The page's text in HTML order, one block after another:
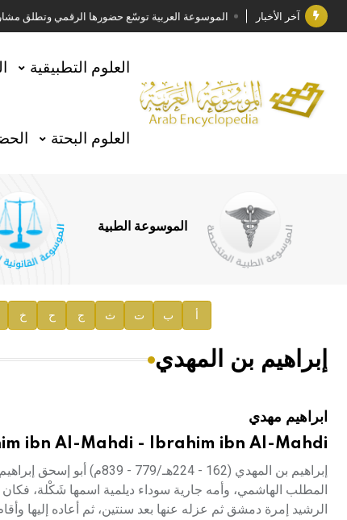
آخر الأخبار الموسوعة العربية توسّع حضورها الرقمي وتطلق مشاريع
جائزة مجمع الملك سلمان العالمي للغة العربية 2025
الأستاذ إياد خالد الطباع مدير عام لهيئة الموسوعة
السيد محمد ياسين صالح وزيرا للثقافة
توصيات مجلس الإدارة
صدور المجلد السابع من موسوعة الآثار في سورية
إعلان..
هيئة الموسوعة العربية تطلق موسوعات جديدة في عام
العلوم التطبيقية
العلوم البحتة
الموسوعة الطبية
أ ب ت ث ج ح خ
إبراهيم بن المهدي
ابراهيم مهدي
ibn Al-Mahdi - Ibrahim ibn Al-Mahdi
إبراهيم بن المهدي (162 -
المطلب الهاشمي، وأمه جارية سوداء ديلمية اسمها شَكْلة،
الرشيد إمرة دمشق ثم عزله عنها بعد سنتين، ثم أعاده إليها